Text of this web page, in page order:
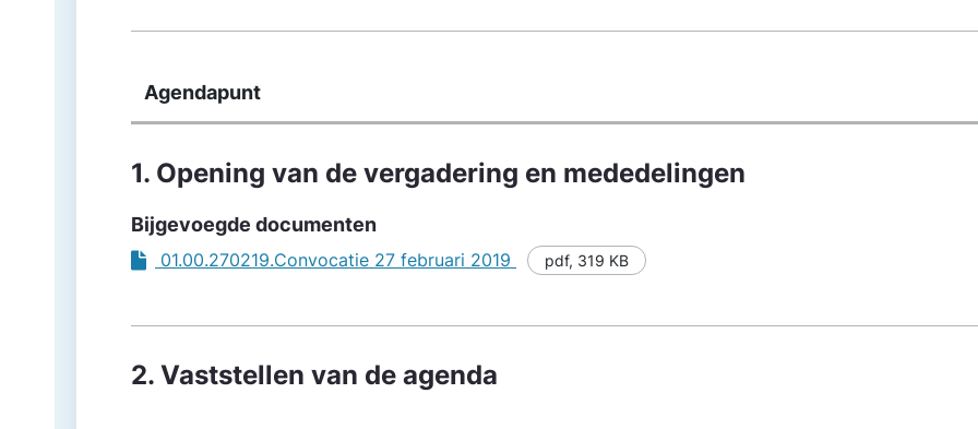
Agendapunt
1. Opening van de vergadering en mededelingen
Bijgevoegde documenten
01.00.270219.Convocatie 27 februari 2019 pdf, 319 KB
2. Vaststellen van de agenda